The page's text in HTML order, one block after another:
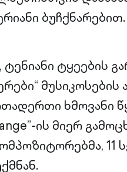
ბუჩქნარებით.
ტყეების
მუსიკოსების
ხმოვანი
ის მიერ
11